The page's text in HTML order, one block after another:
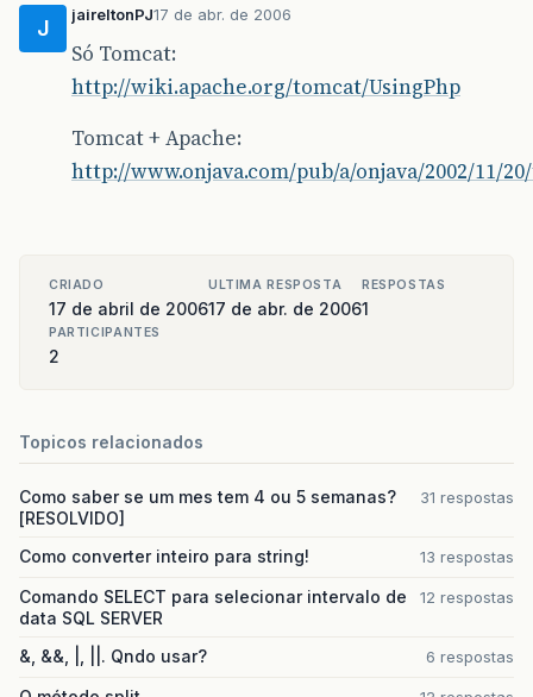
J
jaireltonPJ17 de abr. de 2006
Só Tomcat:
http://wiki.apache.org/tomcat/UsingPhp
Tomcat + Apache:
http://www.onjava.com/pub/a/onjava/2002/11/
CRIADO
17 de abril de 2006
ULTIMA RESPOSTA
17 de abr. de 2006
RESPOSTAS
1
PARTICIPANTES
2
Topicos relacionados
Como saber se um mes tem 4 ou 5 semanas?
[RESOLVIDO]
31 respostas
Como converter inteiro para string! 13 respostas
Comando SELECT para selecionar intervalo de
data SQL SERVER
12 respostas
&, &&, |, ||. Qndo usar? 6 respostas